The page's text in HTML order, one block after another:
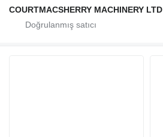
COURTMACSHERRY MACHINERY LTD